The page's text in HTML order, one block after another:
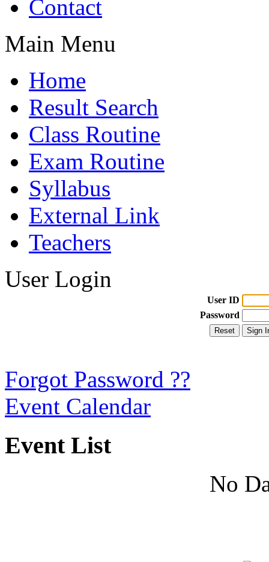
Contact
Main Menu
Home
Result Search
Class Routine
Exam Routine
Syllabus
External Link
Teachers
User Login
User ID
Password
Forgot Password ??
Event Calendar
Event List
No